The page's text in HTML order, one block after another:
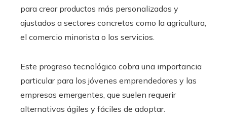
para crear productos más personalizados y
ajustados a sectores concretos como la agricultura,
el comercio minorista o los servicios.
Este progreso tecnológico cobra una importancia
particular para los jóvenes emprendedores y las
empresas emergentes, que suelen requerir
alternativas ágiles y fáciles de adoptar.